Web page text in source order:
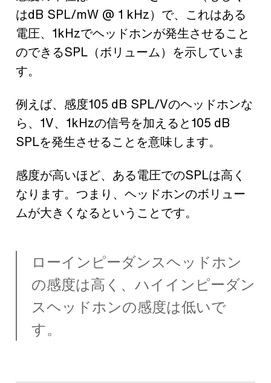
はdB SPL/mW @ 1 kHz）で、これはある
電圧、1kHzでヘッドホンが発生させること
のできるSPL（ボリューム）を示していま
す。
例えば、感度105 dB SPL/Vのヘッドホンな
ら、1V、1kHzの信号を加えると105 dB
SPLを発生させることを意味します。
感度が高いほど、ある電圧でのSPLは高く
なります。つまり、ヘッドホンのボリュー
ムが大きくなるということです。
ローインピーダンスヘッドホン
の感度は高く、ハイインピーダン
スヘッドホンの感度は低いで
す。